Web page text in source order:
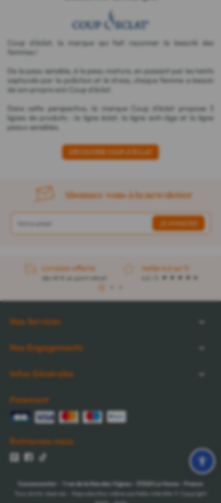
Coup d'éclat, la marque qui fait rayonner la beauté des
femmes !
De la peau sensible, à la peau mature, en passant par les teints
asphyxiés par la pollution et le stress, chaque femme a besoin
de son propre soin Coup d'éclat.
Dans cette perspective, la marque Coup d'éclat propose 3
lignes de produits : la ligne éclat, la ligne anti-âge et la ligne
peaux sensibles.
DÉCOUVRIR COUP D'ÉCLAT
Abonnez-vous à la newsletter
Livraison offerte
dès 49 € en point retrait
notée 4,6 sur 5
Nos Services
Nos Engagements
Infos Générales
Paiement
Retrouvez-nous
Cocooncenter 1 rue de la Nau des Vignes 51520 La Veuve
France
Tous droits réservés - Reproduction même partielle interdite © Copyright